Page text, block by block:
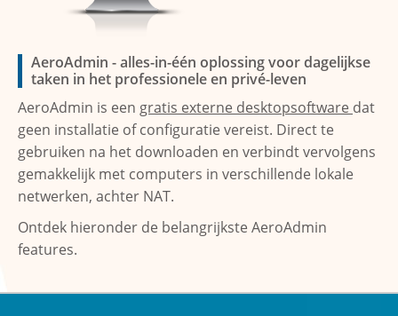
AeroAdmin - alles-in-één oplossing voor dagelijkse
taken in het professionele en privé-leven
AeroAdmin is een gratis externe desktopsoftware dat
geen installatie of configuratie vereist. Direct te
gebruiken na het downloaden en verbindt vervolgens
gemakkelijk met computers in verschillende lokale
netwerken, achter NAT.
Ontdek hieronder de belangrijkste AeroAdmin
features.